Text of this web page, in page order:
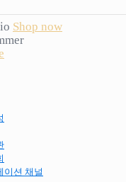
Shop now
이션 채널